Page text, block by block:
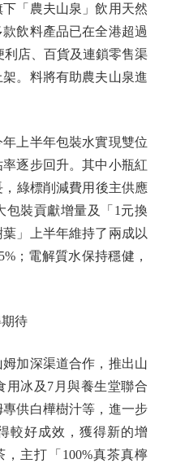
「農夫山泉」飲用天然
飲料產品已在全港超過
利店、百貨及連鎖零售渠
。料將有助農夫山泉進
上半年包裝水實現雙位
逐步回升。其中小瓶紅
綠標削減費用後主供應
包裝貢獻增量及「1元換
」上半年維持了兩成以
；電解質水保持穩健，
待
加深渠道合作，推出山
用冰及7月與養生堂聯合
供白樺樹汁等，進一步
較好成效，獲得新的增
主打「100%真茶真檸